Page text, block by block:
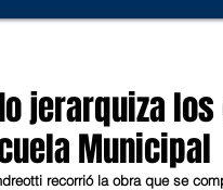
jerarquiza
Municipal
recorrió la obra que se